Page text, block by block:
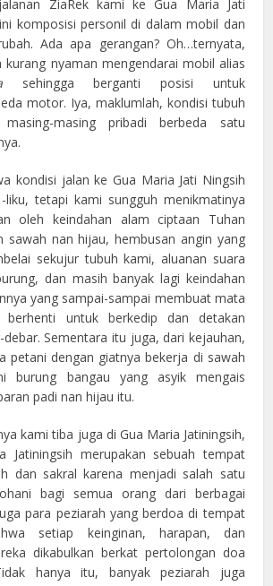
ZiaRek kami ke Gua Maria Jati
komposisi personil di dalam mobil dan
Ada apa gerangan? Oh…ternyata,
kurang nyaman mengendarai mobil alias
sehingga berganti posisi untuk
motor. Iya, maklumlah, kondisi tubuh
masing pribadi berbeda satu
kondisi jalan ke Gua Maria Jati Ningsih
liku, tetapi kami sungguh menikmatinya
oleh keindahan alam ciptaan Tuhan
sawah nan hijau, hembusan angin yang
sekujur tubuh kami, aluanan suara
dan masih banyak lagi keindahan
yang sampai-sampai membuat mata
untuk berkedip dan detakan
Sementara itu juga, dari kejauhan,
petani dengan giatnya bekerja di sawah
burung bangau yang asyik mengais
padi nan hijau itu.
kami tiba juga di Gua Maria Jatiningsih,
Jatiningsih merupakan sebuah tempat
dan sakral karena menjadi salah satu
bagi semua orang dari berbagai
para peziarah yang berdoa di tempat
setiap keinginan, harapan, dan
dikabulkan berkat pertolongan doa
hanya itu, banyak peziarah juga